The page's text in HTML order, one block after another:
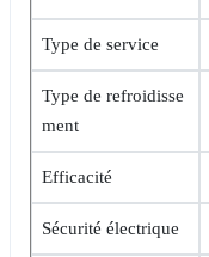
Type de service
Type de refroidisse
ment
Efficacité
Sécurité électrique